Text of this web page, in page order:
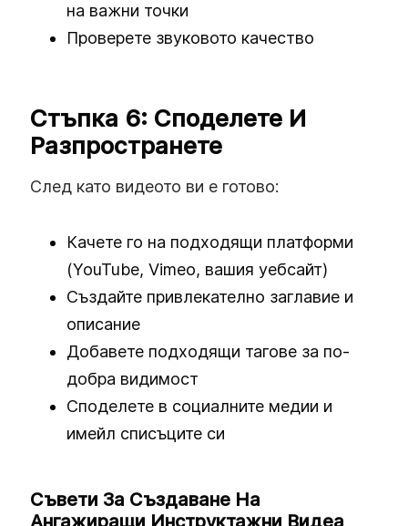
на важни точки
Проверете звуковото качество
Стъпка 6: Споделете И
Разпространете
След като видеото ви е готово:
Качете го на подходящи платформи
(YouTube, Vimeo, вашия уебсайт)
Създайте привлекателно заглавие и
описание
Добавете подходящи тагове за по-
добра видимост
Споделете в социалните медии и
имейл списъците си
Съвети За Създаване На
Ангажиращи Инструктажни Видеа